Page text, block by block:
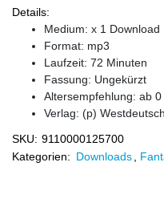
Details:
Medium: x 1 Download
Format: mp3
Laufzeit: 72 Minuten
Fassung: Ungekürzt
Altersempfehlung: ab
Verlag: (p)
SKU: 9110000125700
Kategorien: Downloads